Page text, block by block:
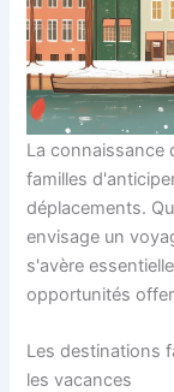
La connaissance
familles
déplacements.
envisage un
s'avère
opportunités
Les destinations
les vacances